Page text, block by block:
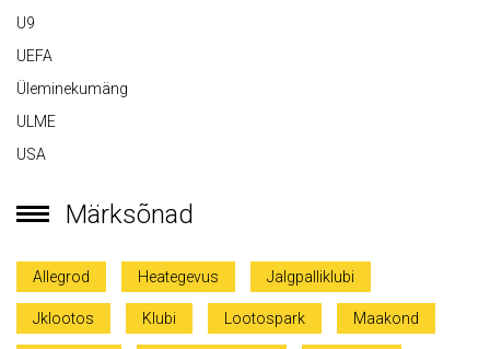
U9
UEFA
Üleminekumäng
ULME
USA
Märksõnad
Allegrod Heategevus Jalgpalliklubi
Jklootos Klubi Lootospark Maakond